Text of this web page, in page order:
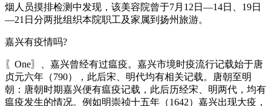
烟人员摸排检测中发现，该美容院曾于7月12日—14日、19日
—21日分两批组织本院职工及家属到扬州旅游。
嘉兴有疫情吗?
〖One〗、嘉兴曾经有过瘟疫。嘉兴市境时疫流行记载始于唐
贞元六年（790），此后宋、明代均有相关记载。唐朝至明
朝：唐朝时期嘉兴便有瘟疫记载，此后历经宋、明两代，均有
瘟疫发生的情况。例如明崇祯十五年（1642）嘉兴出现大疫，